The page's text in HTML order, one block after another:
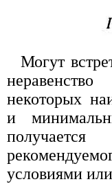
Могут
некоторых
и
условиями